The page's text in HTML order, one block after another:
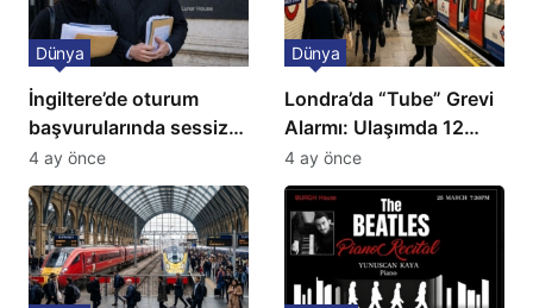
İngiltere’de oturum
başvurularında sessiz
kriz: Büyükelçilikten
açıklama!
Dünya
4 ay önce
Londra’da “Tube” Grevi
Alarmı: Ulaşımda 12
Günlük Kaos Kapıda
Dünya
4 ay önce